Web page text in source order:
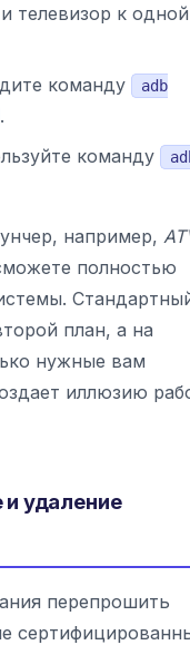
телевизор к
команду
adb
.
команду
например,
полностью
план, а на
нужные вам
иллюзию
и удаление
перепрошить